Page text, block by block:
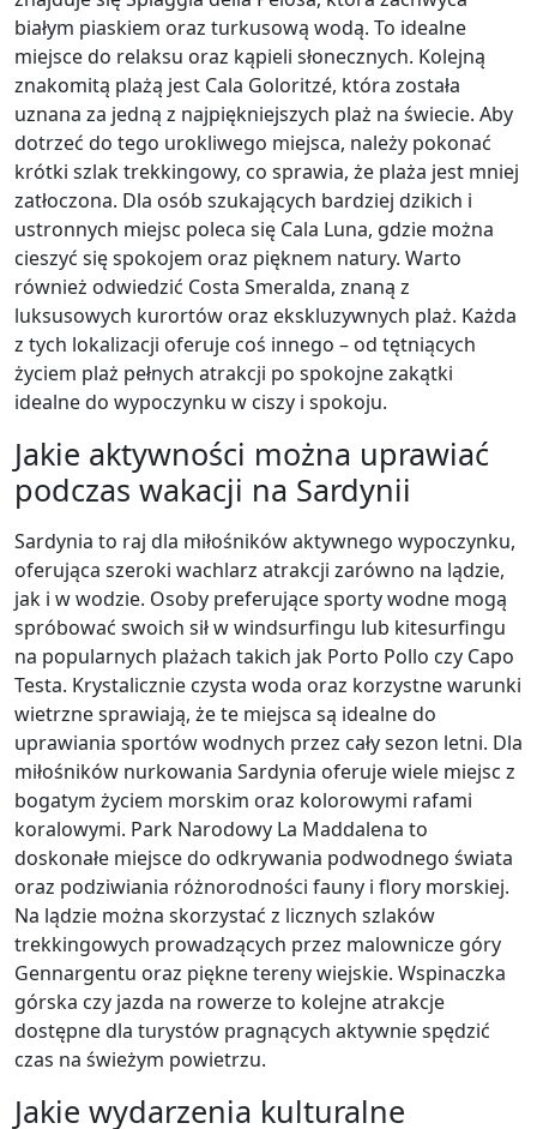
białym piaskiem oraz turkusową wodą. To idealne
miejsce do relaksu oraz kąpieli słonecznych. Kolejną
znakomitą plażą jest Cala Goloritzé, która została
uznana za jedną z najpiękniejszych plaż na świecie. Aby
dotrzeć do tego urokliwego miejsca, należy pokonać
krótki szlak trekkingowy, co sprawia, że plaża jest mniej
zatłoczona. Dla osób szukających bardziej dzikich i
ustronnych miejsc poleca się Cala Luna, gdzie można
cieszyć się spokojem oraz pięknem natury. Warto
również odwiedzić Costa Smeralda, znaną z
luksusowych kurortów oraz ekskluzywnych plaż. Każda
z tych lokalizacji oferuje coś innego – od tętniących
życiem plaż pełnych atrakcji po spokojne zakątki
idealne do wypoczynku w ciszy i spokoju.
Jakie aktywności można uprawiać
podczas wakacji na Sardynii
Sardynia to raj dla miłośników aktywnego wypoczynku,
oferująca szeroki wachlarz atrakcji zarówno na lądzie,
jak i w wodzie. Osoby preferujące sporty wodne mogą
spróbować swoich sił w windsurfingu lub kitesurfingu
na popularnych plażach takich jak Porto Pollo czy Capo
Testa. Krystalicznie czysta woda oraz korzystne warunki
wietrzne sprawiają, że te miejsca są idealne do
uprawiania sportów wodnych przez cały sezon letni. Dla
miłośników nurkowania Sardynia oferuje wiele miejsc z
bogatym życiem morskim oraz kolorowymi rafami
koralowymi. Park Narodowy La Maddalena to
doskonałe miejsce do odkrywania podwodnego świata
oraz podziwiania różnorodności fauny i flory morskiej.
Na lądzie można skorzystać z licznych szlaków
trekkingowych prowadzących przez malownicze góry
Gennargentu oraz piękne tereny wiejskie. Wspinaczka
górska czy jazda na rowerze to kolejne atrakcje
dostępne dla turystów pragnących aktywnie spędzić
czas na świeżym powietrzu.
Jakie wydarzenia kulturalne